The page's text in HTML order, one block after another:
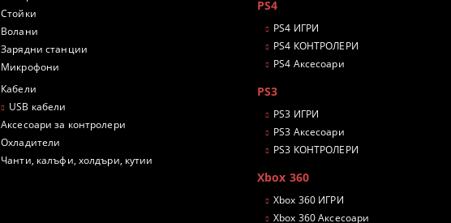
Стойки
Волани
Зарядни станции
Микрофони
Кабели
USB кабели
Аксесоари за контролери
Охладители
Чанти, калъфи, холдъри, кутии
PS4
PS4 ИГРИ
PS4 КОНТРОЛЕРИ
PS4 Аксесоари
PS3
PS3 ИГРИ
PS3 Аксесоари
PS3 КОНТРОЛЕРИ
Xbox 360
Xbox 360 ИГРИ
Xbox 360 Аксесоари